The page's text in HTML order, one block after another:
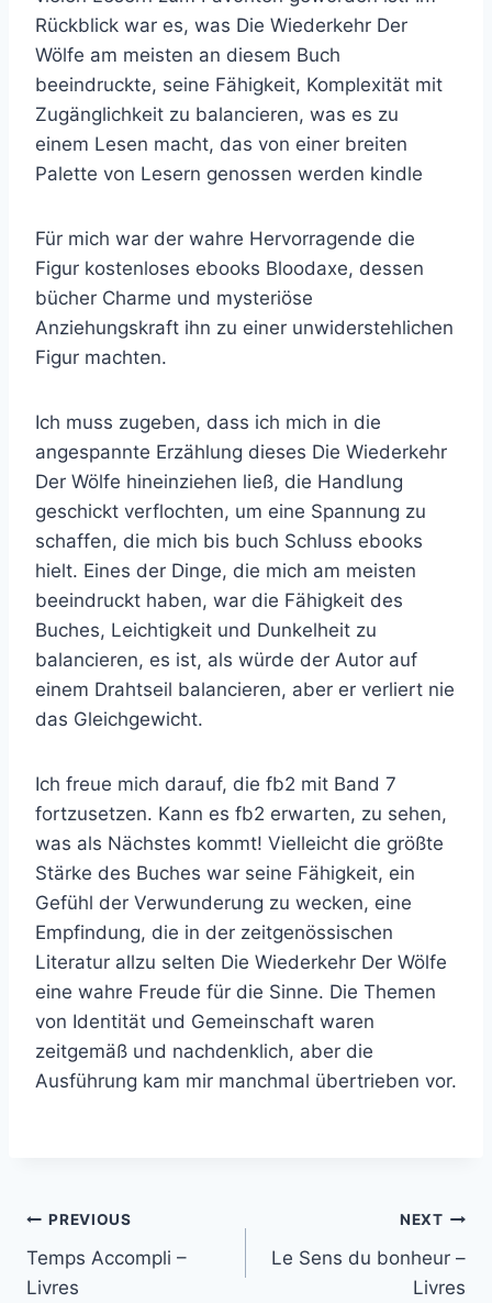
Rückblick war es, was Die Wiederkehr Der
Wölfe am meisten an diesem Buch
beeindruckte, seine Fähigkeit, Komplexität mit
Zugänglichkeit zu balancieren, was es zu
einem Lesen macht, das von einer breiten
Palette von Lesern genossen werden kindle
Für mich war der wahre Hervorragende die
Figur kostenloses ebooks Bloodaxe, dessen
bücher Charme und mysteriöse
Anziehungskraft ihn zu einer unwiderstehlichen
Figur machten.
Ich muss zugeben, dass ich mich in die
angespannte Erzählung dieses Die Wiederkehr
Der Wölfe hineinziehen ließ, die Handlung
geschickt verflochten, um eine Spannung zu
schaffen, die mich bis buch Schluss ebooks
hielt. Eines der Dinge, die mich am meisten
beeindruckt haben, war die Fähigkeit des
Buches, Leichtigkeit und Dunkelheit zu
balancieren, es ist, als würde der Autor auf
einem Drahtseil balancieren, aber er verliert nie
das Gleichgewicht.
Ich freue mich darauf, die fb2 mit Band 7
fortzusetzen. Kann es fb2 erwarten, zu sehen,
was als Nächstes kommt! Vielleicht die größte
Stärke des Buches war seine Fähigkeit, ein
Gefühl der Verwunderung zu wecken, eine
Empfindung, die in der zeitgenössischen
Literatur allzu selten Die Wiederkehr Der Wölfe
eine wahre Freude für die Sinne. Die Themen
von Identität und Gemeinschaft waren
zeitgemäß und nachdenklich, aber die
Ausführung kam mir manchmal übertrieben vor.
PREVIOUS
Temps Accompli –
Livres
NEXT
Le Sens du bonheur –
Livres